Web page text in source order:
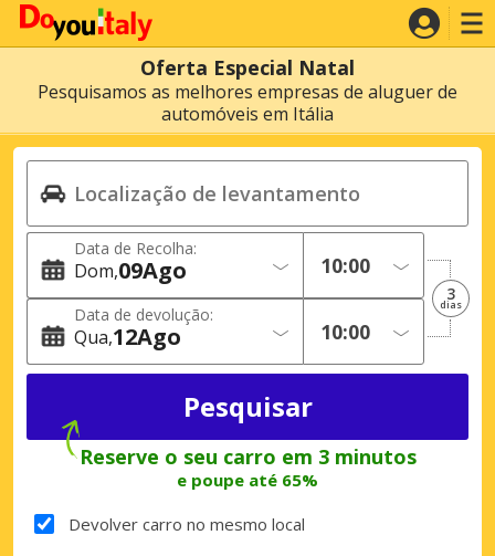
Oferta Especial Natal
Pesquisamos as melhores empresas de aluguer de
automóveis em Itália
Data de Recolha:
Dom 09Ago
Data de devolução:
Qua 12Ago
3
dias
Reserve o seu carro em 3 minutos
e poupe até 65%
Devolver carro no mesmo local